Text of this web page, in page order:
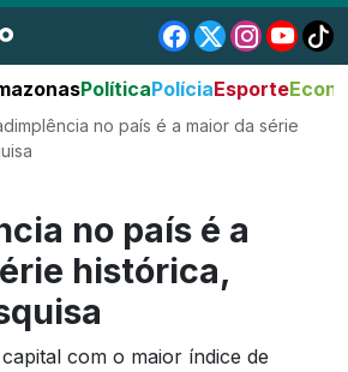
PolíticaPolíciaEsporte
no país é a maior da série
no país é a
histórica,
com o maior índice de